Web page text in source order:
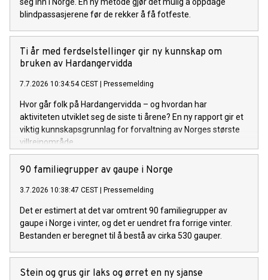
blindpassasjerene før de rekker å få fotfeste.
Ti år med ferdselstellinger gir ny kunnskap om
bruken av Hardangervidda
7.7.2026 10:34:54 CEST | Pressemelding
Hvor går folk på Hardangervidda – og hvordan har
aktiviteten utviklet seg de siste ti årene? En ny rapport gir et
viktig kunnskapsgrunnlag for forvaltning av Norges største
villreinområde.
90 familiegrupper av gaupe i Norge
3.7.2026 10:38:47 CEST | Pressemelding
Det er estimert at det var omtrent 90 familiegrupper av
gaupe i Norge i vinter, og det er uendret fra forrige vinter.
Bestanden er beregnet til å bestå av cirka 530 gauper.
Stein og grus gir laks og ørret en ny sjanse